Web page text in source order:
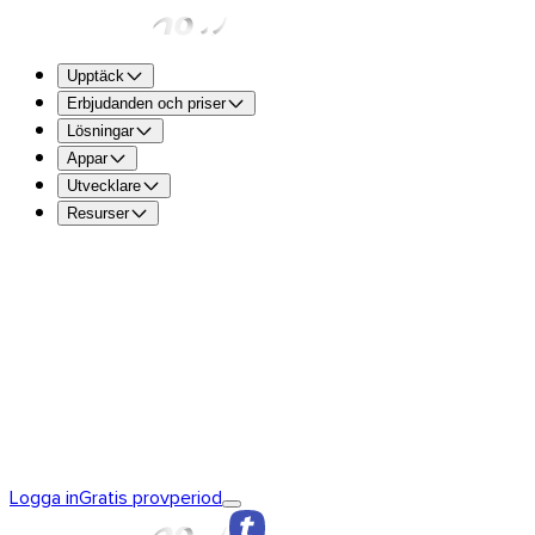
Upptäck
Erbjudanden och priser
Lösningar
Appar
Utvecklare
Resurser
Logga inGratis provperiod